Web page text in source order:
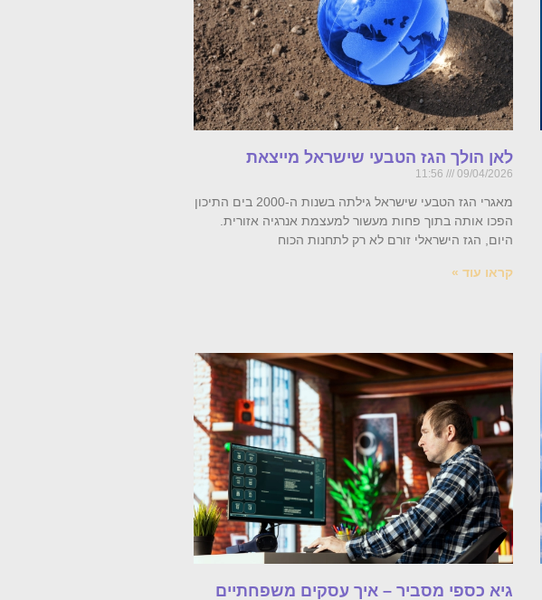
לאן הולך הגז הטבעי שישראל מייצאת
09/04/2026
11:56
מאגרי הגז הטבעי שישראל גילתה בשנות ה-2000 בים התיכון
הפכו אותה בתוך פחות מעשור למעצמת אנרגיה אזורית.
היום, הגז הישראלי זורם לא רק לתחנות הכוח
קראו עוד »
גיא כספי מסביר – איך עסקים משפחתיים